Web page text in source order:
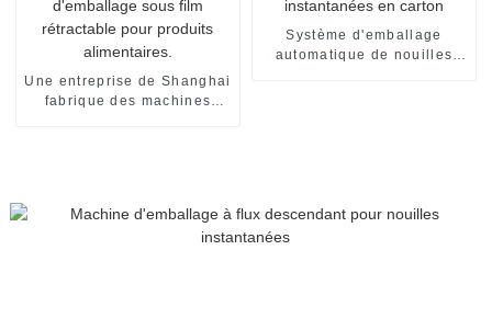
de production de
conditionnement.
Une entreprise de Shanghai
fabrique des machines
Système d'emballage
automatique de nouilles